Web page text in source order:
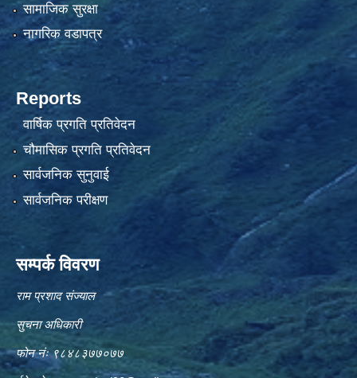
सामाजिक सुरक्षा
नागरिक वडापत्र
Reports
वार्षिक प्रगति प्रतिवेदन
चौमासिक प्रगति प्रतिवेदन
सार्वजनिक सुनुवाई
सार्वजनिक परीक्षण
सम्पर्क विवरण
राम प्रशाद संज्याल
सुचना अधिकारी
फोन नंः ९८४८३७७०७७